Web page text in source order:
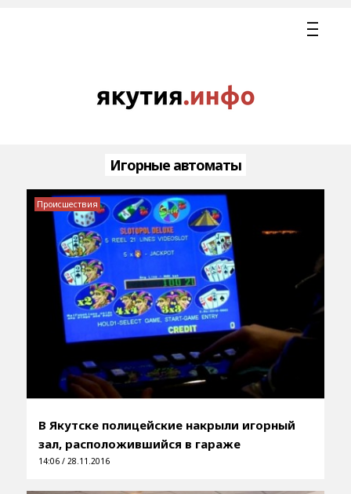
Игорные автоматы
В Якутске полицейские накрыли игорный
зал, расположившийся в гараже
14:06 / 28.11.2016
Происшествия